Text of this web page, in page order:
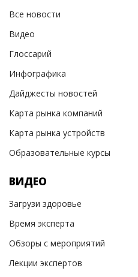
Все новости
Видео
Глоссарий
Инфографика
Дайджесты новостей
Карта рынка компаний
Карта рынка устройств
Образовательные курсы
ВИДЕО
Загрузи здоровье
Время эксперта
Обзоры с мероприятий
Лекции экспертов